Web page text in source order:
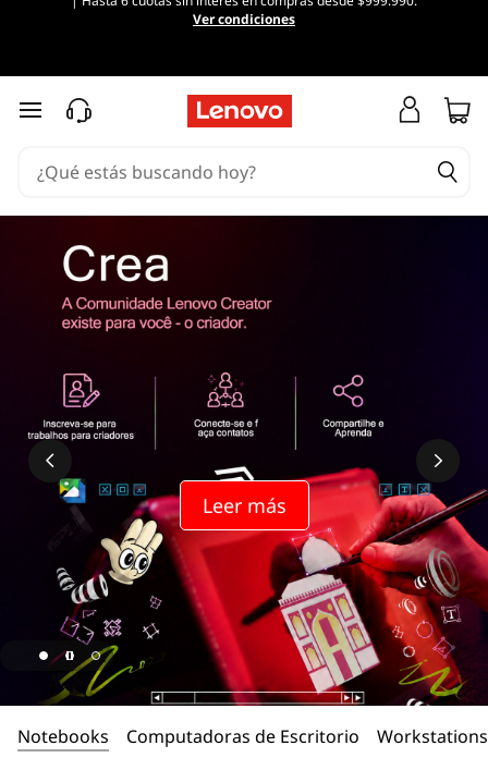
Ver condiciones
Ir al contenido principal
Leer más
Notebooks Computadoras de Escritorio Workstations